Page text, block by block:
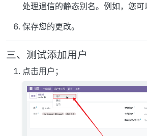
处理退信的静态别名。例如，您可
保存您的更改。
三、测试添加用户
点击用户；